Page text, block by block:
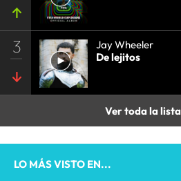
3
Jay Wheeler
De lejitos
Ver toda la lista
LO MÁS VISTO EN...